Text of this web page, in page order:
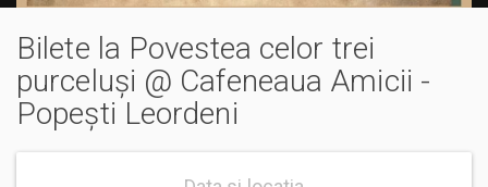
Bilete la Povestea celor trei
purceluşi @ Cafeneaua Amicii -
Popești Leordeni